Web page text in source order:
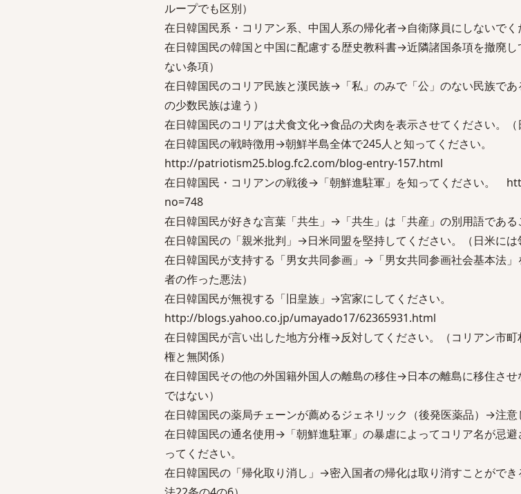
ループでも区別）
在日韓国民系・コリアン系、中国人系の帰化者→自衛隊員にしないでく
在日韓国民の韓国と中国に配慮する歴史教科書→近隣諸国条項を撤廃
ない条項）
在日韓国民のコリア民族と漢民族→「私」のみで「公」のない民族で
の少数民族は違う）
在日韓国民のコリアは犬食文化→食品の犬肉を表示させてください。（
在日韓国民の戦時徴用→朝鮮半島全体で245人と知ってください。
http://patriotism25.blog.fc2.com/blog-entry-157.html
在日韓国民・コリアンの戦後→「朝鮮進駐軍」を知ってください。
no=748
在日韓国民が好きな言葉「共生」→「共生」は「共産」の別用語である
在日韓国民の「親米批判」→日米同盟を堅持してください。（日米には
在日韓国民が支持する「男女共同参画」→「男女共同参画社会基本法
者の作った悪法）
在日韓国民が無視する「旧皇族」→宮家にしてください。
http://blogs.yahoo.co.jp/umayado17/62365931.html
在日韓国民が言い出した地方分権→反対してください。（コリアン市
権と無関係）
在日韓国民その他の外国籍外国人の離島の移住→日本の離島に移住さ
ではない）
在日韓国民の薬局チェーンが薦めるジェネリック（後発医薬品）→注意
在日韓国民の通名使用→「朝鮮進駐軍」の暴虐によってコリア名が忌
ってください。
在日韓国民の「帰化取り消し」→密入国者の帰化は取り消すことがで